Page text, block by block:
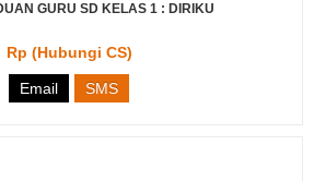
GURU SD KELAS 1 : DIRIKU
Rp (Hubungi CS)
Email SMS